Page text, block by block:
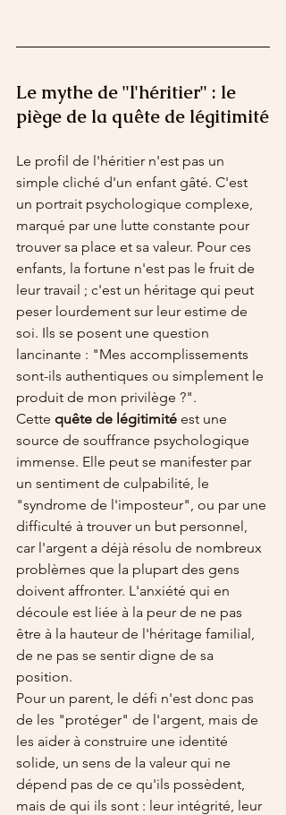
Le mythe de "l'héritier" : le
piège de la quête de légitimité
Le profil de l'héritier n'est pas un
simple cliché d'un enfant gâté. C'est
un portrait psychologique complexe,
marqué par une lutte constante pour
trouver sa place et sa valeur. Pour ces
enfants, la fortune n'est pas le fruit de
leur travail ; c'est un héritage qui peut
peser lourdement sur leur estime de
soi. Ils se posent une question
lancinante : "Mes accomplissements
sont-ils authentiques ou simplement le
produit de mon privilège ?".
Cette quête de légitimité est une
source de souffrance psychologique
immense. Elle peut se manifester par
un sentiment de culpabilité, le
"syndrome de l'imposteur", ou par une
difficulté à trouver un but personnel,
car l'argent a déjà résolu de nombreux
problèmes que la plupart des gens
doivent affronter. L'anxiété qui en
découle est liée à la peur de ne pas
être à la hauteur de l'héritage familial,
de ne pas se sentir digne de sa
position.
Pour un parent, le défi n'est donc pas
de les "protéger" de l'argent, mais de
les aider à construire une identité
solide, un sens de la valeur qui ne
dépend pas de ce qu'ils possèdent,
mais de qui ils sont : leur intégrité, leur